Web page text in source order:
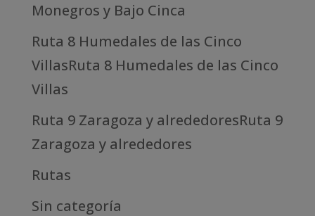
Monegros y Bajo Cinca
Ruta 8 Humedales de las Cinco
VillasRuta 8 Humedales de las Cinco
Villas
Ruta 9 Zaragoza y alrededoresRuta 9
Zaragoza y alrededores
Rutas
Sin categoría